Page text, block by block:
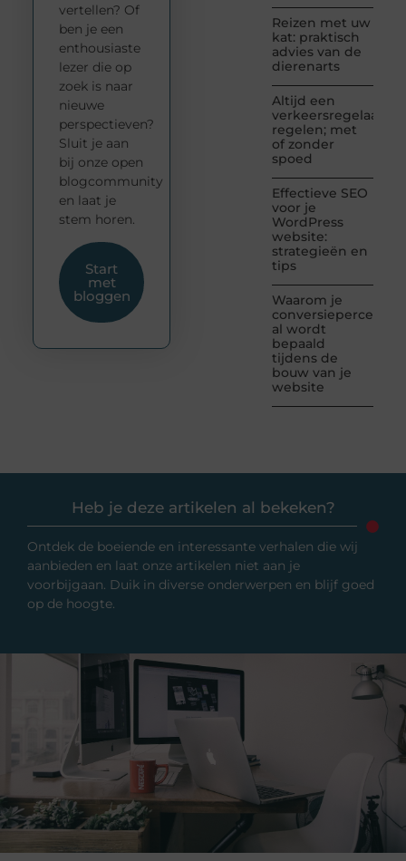
Reizen met uw
kat: praktisch
advies van de
dierenarts
Altijd een
verkeersregelaar
regelen; met
of zonder
spoed
Effectieve SEO
voor je
WordPress
website:
strategieën en
tips
Waarom je
al wordt
bepaald
tijdens de
bouw van je
website
vertellen? Of
ben je een
enthousiaste
lezer die op
zoek is naar
nieuwe
perspectieven?
Sluit je aan
bij onze open
blogcommunity
en laat je
stem horen.
Start
met
bloggen
Heb je deze artikelen al bekeken?
Ontdek de boeiende en interessante verhalen die wij
aanbieden en laat onze artikelen niet aan je
voorbijgaan. Duik in diverse onderwerpen en blijf goed
op de hoogte.